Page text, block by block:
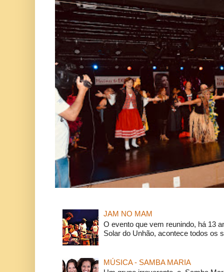
JAM NO MAM
O evento que vem reunindo, há 13
Solar do Unhão, acontece todos os
MÚSICA - SAMBA MARIA